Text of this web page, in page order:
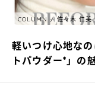
COLUMN 佐々木 仁美
軽いつけ心地な
トパウダー*」の